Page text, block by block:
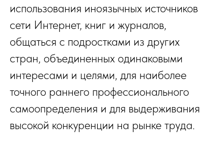
использования иноязычных источников
сети Интернет, книг и журналов,
общаться с подростками из других
стран, объединенных одинаковыми
интересами и целями, для наиболее
точного раннего профессионального
самоопределения и для выдерживания
высокой конкуренции на рынке труда.